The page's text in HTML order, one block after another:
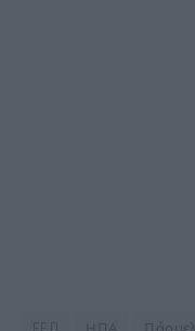
ΗΠΑ Πάουελ